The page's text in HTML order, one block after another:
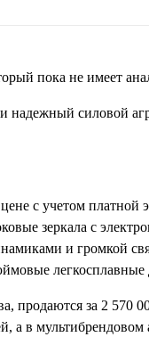
пока не имеет
силовой
с учетом платной
зеркала с
и громкой
легкосплавные
продаются за 2 570
а в мультибрендовом